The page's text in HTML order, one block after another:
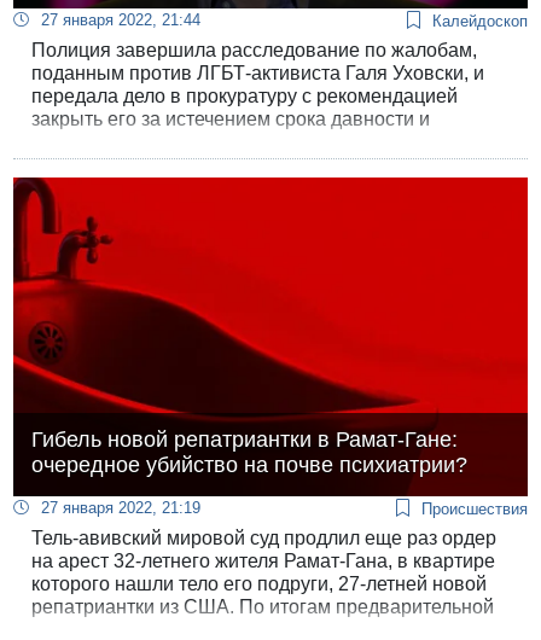
27 января 2022, 21:44 Калейдоскоп
Полиция завершила расследование по жалобам,
поданным против ЛГБТ-активиста Галя Уховски, и
передала дело в прокуратуру с рекомендацией
закрыть его за истечением срока давности и
Гибель новой репатриантки в Рамат-Гане:
очередное убийство на почве психиатрии?
27 января 2022, 21:19 Происшествия
Тель-авивский мировой суд продлил еще раз ордер
на арест 32-летнего жителя Рамат-Гана, в квартире
которого нашли тело его подруги, 27-летней новой
репатриантки из США. По итогам предварительной